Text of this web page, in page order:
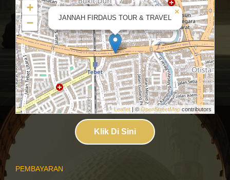
JANNAH FIRDAUS TOUR & TRAVEL
×
+
−
Leaflet | ©OpenStreetMap contributors
Klik Di Sini
PEMBAYARAN